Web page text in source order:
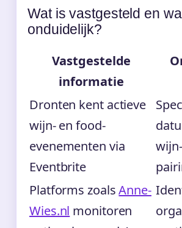
Wat is vastgesteld en
onduidelijk?
Vastgestelde
informatie
Dronten kent actieve
wijn- en food-
evenementen via
Eventbrite
Platforms zoalsAnne-
Wies.nl monitoren